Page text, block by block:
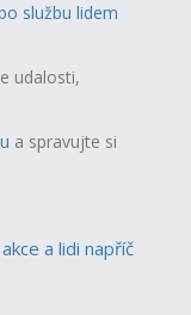
službu lidem
udalosti,
a spravujte si
a lidi napříč